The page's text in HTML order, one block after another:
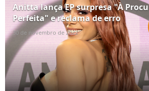
Anitta lança EP surpresa "À
Perfeita" e reclama de erro
30 de novembro de 2022